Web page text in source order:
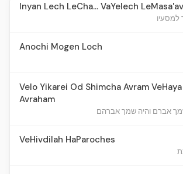
Inyan Lech LeCha... VaYelech LeMasa'av
למסעיו
Anochi Mogen Loch
Velo Yikarei Od Shimcha Avram
Avraham
אברם והיה שמך אברהם
VeHivdilah HaParoches